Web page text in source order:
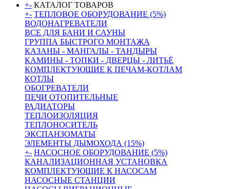
+- КАТАЛОГ ТОВАРОВ
+- ТЕПЛОВОЕ ОБОРУДОВАНИЕ (5%)
ВОДОНАГРЕВАТЕЛИ
ВСЕ ДЛЯ БАНИ И САУНЫ
ГРУППА БЫСТРОГО МОНТАЖА
КАЗАНЫ - МАНГАЛЫ - ТАНДЫРЫ
КАМИНЫ - ТОПКИ - ДВЕРЦЫ - ЛИТЬЁ
КОМПЛЕКТУЮЩИЕ К ПЕЧАМ-КОТЛАМ
КОТЛЫ
ОБОГРЕВАТЕЛИ
ПЕЧИ ОТОПИТЕЛЬНЫЕ
РАДИАТОРЫ
ТЕПЛОИЗОЛЯЦИЯ
ТЕПЛОНОСИТЕЛЬ
ЭКСПАНЗОМАТЫ
ЭЛЕМЕНТЫ ДЫМОХОДА (15%)
+- НАСОСНОЕ ОБОРУДОВАНИЕ (5%)
КАНАЛИЗАЦИОННАЯ УСТАНОВКА
КОМПЛЕКТУЮЩИЕ К НАСОСАМ
НАСОСНЫЕ СТАНЦИИ